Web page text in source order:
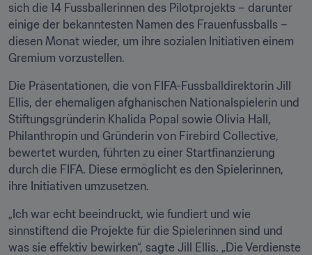
sich die 14 Fussballerinnen des Pilotprojekts – darunter
einige der bekanntesten Namen des Frauenfussballs –
diesen Monat wieder, um ihre sozialen Initiativen einem
Gremium vorzustellen.
Die Präsentationen, die von FIFA-Fussballdirektorin Jill
Ellis, der ehemaligen afghanischen Nationalspielerin und
Stiftungsgründerin Khalida Popal sowie Olivia Hall,
Philanthropin und Gründerin von Firebird Collective,
bewertet wurden, führten zu einer Startfinanzierung
durch die FIFA. Diese ermöglicht es den Spielerinnen,
ihre Initiativen umzusetzen.
„Ich war echt beeindruckt, wie fundiert und wie
sinnstiftend die Projekte für die Spielerinnen sind und
was sie effektiv bewirken“, sagte Jill Ellis. „Die Verdienste